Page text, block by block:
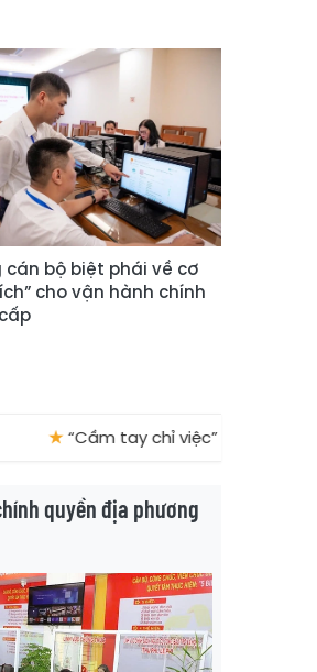
cán bộ biệt phái về cơ
cho vận hành chính
“Cầm tay chỉ việc” nơi vùng đất
quyền địa phương